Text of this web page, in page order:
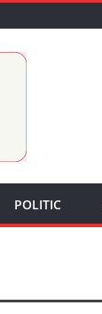
POLITIC